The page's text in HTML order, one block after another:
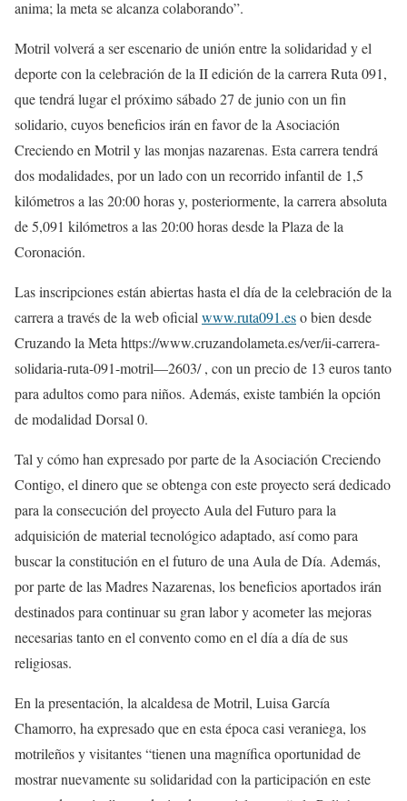
anima; la meta se alcanza colaborando”.
Motril volverá a ser escenario de unión entre la solidaridad y el
deporte con la celebración de la II edición de la carrera Ruta 091,
que tendrá lugar el próximo sábado 27 de junio con un fin
solidario, cuyos beneficios irán en favor de la Asociación
Creciendo en Motril y las monjas nazarenas. Esta carrera tendrá
dos modalidades, por un lado con un recorrido infantil de 1,5
kilómetros a las 20:00 horas y, posteriormente, la carrera absoluta
de 5,091 kilómetros a las 20:00 horas desde la Plaza de la
Coronación.
Las inscripciones están abiertas hasta el día de la celebración de la
carrera a través de la web oficial www.ruta091.eso bien desde
Cruzando la Meta https://www.cruzandolameta.es/ver/ii-carrera-
solidaria-ruta-091-motril—2603/ , con un precio de 13 euros tanto
para adultos como para niños. Además, existe también la opción
de modalidad Dorsal 0.
Tal y cómo han expresado por parte de la Asociación Creciendo
Contigo, el dinero que se obtenga con este proyecto será dedicado
para la consecución del proyecto Aula del Futuro para la
adquisición de material tecnológico adaptado, así como para
buscar la constitución en el futuro de una Aula de Día. Además,
por parte de las Madres Nazarenas, los beneficios aportados irán
destinados para continuar su gran labor y acometer las mejoras
necesarias tanto en el convento como en el día a día de sus
religiosas.
En la presentación, la alcaldesa de Motril, Luisa García
Chamorro, ha expresado que en esta época casi veraniega, los
motrileños y visitantes “tienen una magnífica oportunidad de
mostrar nuevamente su solidaridad con la participación en este